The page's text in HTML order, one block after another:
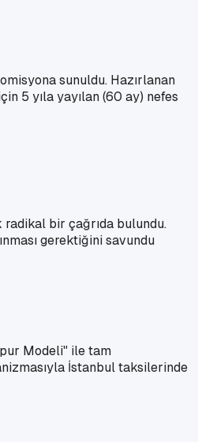
sunuldu. Hazırlanan
5 yıla yayılan (60 ay) nefes
bir çağrıda bulundu.
gerektiğini savundu
Modeli" ile tam
İstanbul taksilerinde